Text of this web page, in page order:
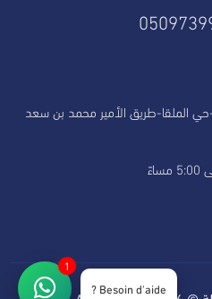
حي الملقا-طريق الأمير محمد بن سعد
1
Besoin d'aide ?